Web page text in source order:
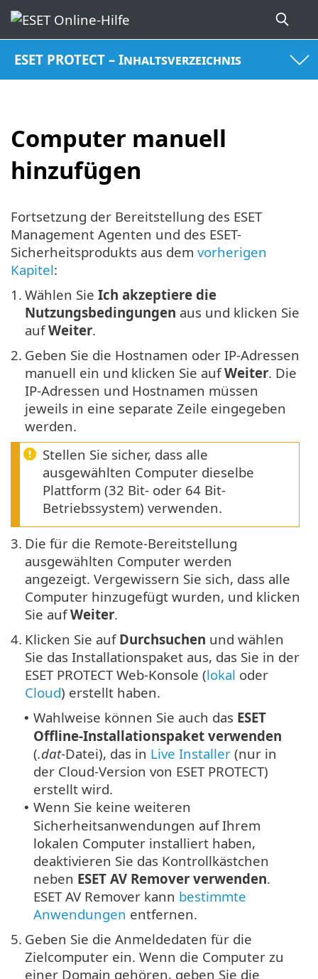
ESET PROTECT – Inhaltsverzeichnis
Computer manuell
hinzufügen
Fortsetzung der Bereitstellung des ESET
Management Agenten und des ESET-
Sicherheitsprodukts aus dem vorherigen
Kapitel:
1. Wählen Sie Ich akzeptiere die
Nutzungsbedingungen aus und klicken Sie
aufWeiter.
2. Geben Sie die Hostnamen oder IP-Adressen
manuell ein und klicken Sie aufWeiter. Die
IP-Adressen und Hostnamen müssen
jeweils in eine separate Zeile eingegeben
werden.
Stellen Sie sicher, dass alle
ausgewählten Computer dieselbe
Plattform (32 Bit- oder 64 Bit-
Betriebssystem) verwenden.
3. Die für die Remote-Bereitstellung
ausgewählten Computer werden
angezeigt. Vergewissern Sie sich, dass alle
Computer hinzugefügt wurden, und klicken
Sie aufWeiter.
4. Klicken Sie auf Durchsuchen und wählen
Sie das Installationspaket aus, das Sie in der
ESET PROTECT Web-Konsole (lokal oder
Cloud) erstellt haben.
• Wahlweise können Sie auch das ESET
Offline-Installationspaket verwenden
(.dat-Datei), das in Live Installer (nur in
der Cloud-Version von ESET PROTECT)
erstellt wird.
• Wenn Sie keine weiteren
Sicherheitsanwendungen auf Ihrem
lokalen Computer installiert haben,
deaktivieren Sie das Kontrollkästchen
neben ESET AV Remover verwenden.
ESET AV Remover kann bestimmte
Anwendungen entfernen.
5. Geben Sie die Anmeldedaten für die
Zielcomputer ein. Wenn die Computer zu
einer Domain gehören, geben Sie die